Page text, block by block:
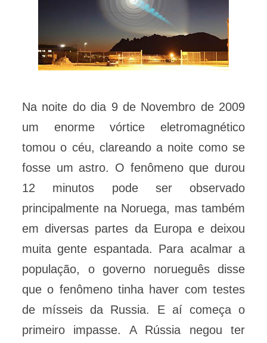
Na noite do dia 9 de Novembro de 2009
um enorme vórtice eletromagnético
tomou o céu, clareando a noite como se
fosse um astro. O fenômeno que durou
12 minutos pode ser observado
principalmente na Noruega, mas também
em diversas partes da Europa e deixou
muita gente espantada. Para acalmar a
população, o governo norueguês disse
que o fenômeno tinha haver com testes
de mísseis da Russia. E aí começa o
primeiro impasse. A Rússia negou ter